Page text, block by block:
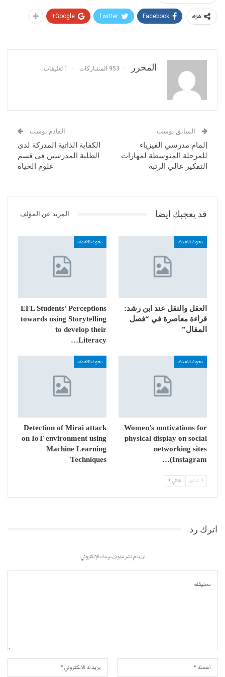
شارك Facebook
Twitter
Google+
المحرر 953 المشاركات 1 تعليقات
السابق بوست
إلمام مدرسي الفيزياء
للمرحلة المتوسطة لمهارات
التفكير عالي الرتبة
القادم بوست
الكفاية الذاتية المدركة لدى
الطلبة المدرسين في قسم
علوم الحياة
قد يعجبك ايضا المزيد عن المؤلف
بحوث الاعداد
العقل والنقل عند ابن رشد:
قراءة معاصرة في “فصل
المقال”
بحوث الاعداد
EFL Students’ Perceptions
towards using Storytelling
to develop their
Literacy…
بحوث الاعداد
Women’s motivations for
physical display on social
networking sites
(Instagram…
بحوث الاعداد
Detection of Mirai attack
on IoT environment using
Machine Learning
Techniques
السابق التالي
اترك رد
لن يتم نشر عنوان بريدك الإلكتروني.